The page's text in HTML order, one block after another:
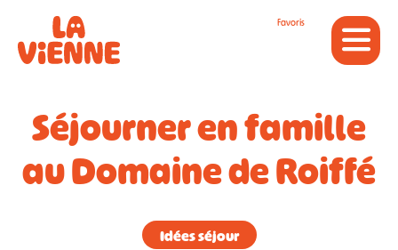
Favoris
Séjourner en famille
au Domaine de Roiffé
Idées séjour